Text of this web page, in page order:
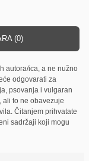
(0)
autora/ica, a ne nužno
odgovarati za
psovanja i vulgaran
to ne obavezuje
Čitanjem prihvatate
sadržaji koji mogu